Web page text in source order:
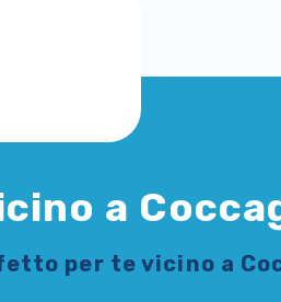
a
per te vicino a